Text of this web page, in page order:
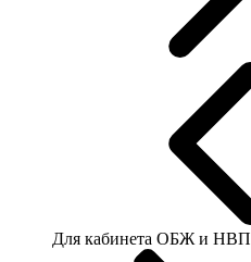
Для кабинета ОБЖ и НВП